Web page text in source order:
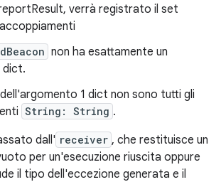
verrà registrato il set
non ha esattamente un
dict.
1 dict non sono tutti gli
String: String .
dall' receiver , che restituisce un
per un'esecuzione riuscita oppure
il tipo dell'eccezione generata e il